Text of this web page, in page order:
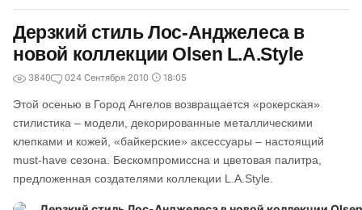
Дерзкий стиль Лос-Анджелеса в
новой коллекции Olsen L.A.Style
3840 024 Сентября 2010 18:05
Этой осенью в Город Ангелов возвращается «рокерская»
стилистика – модели, декорированные металлическими
клепками и кожей, «байкерские» аксессуары – настоящий
must-have сезона. Бескомпромиссна и цветовая палитра,
предложенная создателями коллекции L.A.Style.